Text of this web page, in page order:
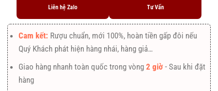
Liên hệ Zalo Tư Vấn
Cam kết: Rượu chuẩn, mới 100%, hoàn tiền gấp đôi nếu
Quý Khách phát hiện hàng nhái, hàng giả…
Giao hàng nhanh toàn quốc trong vòng2 giờ - Sau khi đặt
hàng